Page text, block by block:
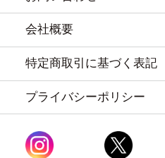
会社概要
特定商取引に基づく表記
プライバシーポリシー